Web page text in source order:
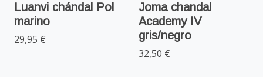
Luanvi chándal Pol
marino
29,95 €
Joma chandal
Academy IV
gris/negro
32,50 €